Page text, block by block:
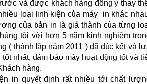
và được khách hàng đồng ý thay
loại linh kiện của máy in khác
của bản in là giá thành của từng
tôi với hơn 5 năm kinh nghiệm
( thành lập năm 2011 ) đã đúc kết và
nhất, đảm bảo máy hoạt động tốt và
hàng.
in quyết định rất nhiều tới chất